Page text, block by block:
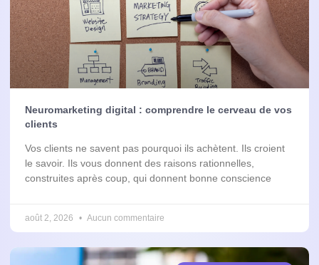
Neuromarketing digital : comprendre le cerveau de vos
clients
Vos clients ne savent pas pourquoi ils achètent. Ils croient
le savoir. Ils vous donnent des raisons rationnelles,
construites après coup, qui donnent bonne conscience
août 2, 2026 Aucun commentaire